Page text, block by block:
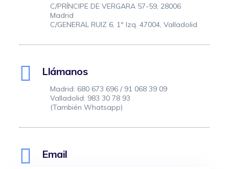
C/PRÍNCIPE DE VERGARA 57-59, 28006
Madrid
C/GENERAL RUIZ 6, 1º Izq. 47004, Valladolid
Llámanos
Madrid: 680 673 696 / 91 068 39 09
Valladolid: 983 30 78 93
(También Whatsapp)
Email